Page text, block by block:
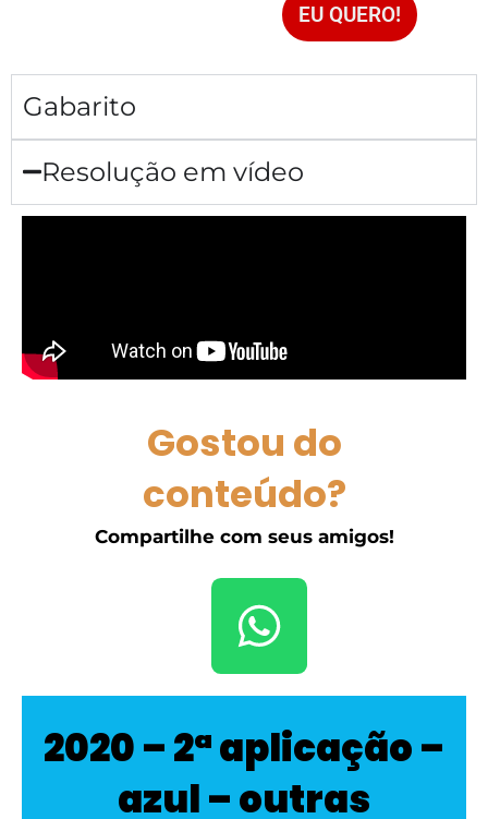
EU QUERO!
Gabarito
Resolução em vídeo
Gostou do
conteúdo?
Compartilhe com seus amigos!
2020 – 2ª aplicação –
azul – outras